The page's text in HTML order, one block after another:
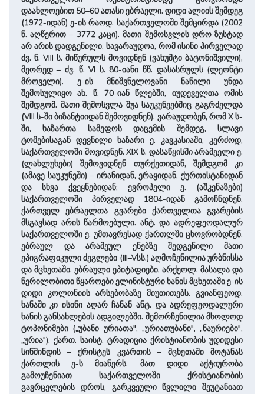
დაახლოებით 50–60 ათასი ებრაელი. დიდი ალიის შემდეგ
(1972-იდან) ე-ის რაოდ. საქართველოში შემცირდა (2002
წ. აღწერით – 3772 კაცი). მათი შემოსვლის დრო ზუსტად
არ არის დადგენილი. სავარაუდოა, რომ ისინი პირველად
ძვ. წ. VIII ს. მიწურულს მოვიდნენ (ვახუშტი ბატონიშვილი),
მეორედ – ძვ. წ. VI ს. 80-იანი წწ. დასასრულს (ლეონტი
მროველი). ე-ის მნიშვნელოვანი ნაწილი უნდა
შემოსულიყო ახ. წ. 70-იან წლებში, იუდეველთა ომის
შემდგომ. მათი შემოსვლა შუა საუკუნეებშიც გაგრძელდა
(VIII ს-ში ბიზანტიიდან შემოვიდნენ). ვარაუდობენ, რომ X ს-
ში, ხაზართა სამეფოს დაცემის შემდეგ, სლავი
ტომებისაგან დევნილი ხაზარი ე. კავკასიაში, კერძოდ,
საქართველოში მოვიდნენ. XIX ს. დასაწყისში არამეელი ე.
(ლახლუხები) შემოვიდნენ თურქეთიდან, შემდგომ კი
(ამავე საუკუნეში) – ირანიდან, ერაყიდან, ქურთისტანიდან
და სხვა ქვეყნებიდან; ევროპელი ე. (აშკენაზები)
საქართველოში პირველად 1804-იდან გამოჩნდნენ.
ქართველ ებრაელთა გვარები ქართველთა გვარების
მსგავსად არის წარმოებული. ანტ. და ადრეფეოდალურ
საქართველოში ე. უმთავრესად ქართლში ცხოვრობდნენ.
ებრაულ და არამეულ ენებზე შედგენილი მათი
ეპიგრაფიკული ძეგლები (III–Vსს.) აღმოჩენილია ურბნისსა
და მცხეთაში. ებრაული ეპიტაფიები, არქეოლ. მასალა და
წერილობითი წყაროები ელინისტური ხანის მცხეთაში ე-ის
დიდი კოლონიის არსებობაზე მიუთითებს. გვიანფეოდ.
ხანაში კი ისინი აღარ ჩანან ანტ. და ადრეფეოდალური
ხანის განსახლების ადგილებში. შემორჩენილია მხოლოდ
ტოპონიმები („უბანი ურიათა", „ურიათუბანი", „ნაურიები",
„ურია"). ქართ. საისტ. ტრადიცია ქრისტიანობის უდიდესი
სიწმინდის – ქრისტეს კვართის – მცხეთაში მოტანას
ქართლის ე-ს მიაწერს. მათ დიდი აქტიურობა
გამოუჩენიათ საქართველოში ქრისტიანობის
გავრცელების დროს, გარკვეული წვლილი შეუტანიათ